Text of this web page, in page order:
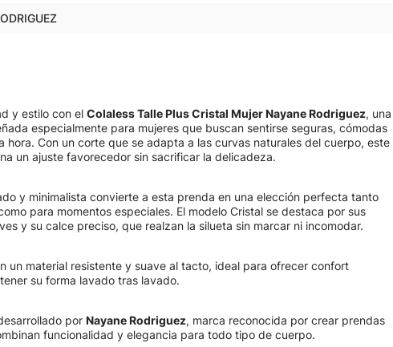
y estilo con el Colaless Talle Plus Cristal Mujer Nayane Rodriguez, una
especialmente para mujeres que buscan sentirse seguras, cómodas
hora. Con un corte que se adapta a las curvas naturales del cuerpo, este
un ajuste favorecedor sin sacrificar la delicadeza.
y minimalista convierte a esta prenda en una elección perfecta tanto
para momentos especiales. El modelo Cristal se destaca por sus
y su calce preciso, que realzan la silueta sin marcar ni incomodar.
un material resistente y suave al tacto, ideal para ofrecer confort
su forma lavado tras lavado.
por Nayane Rodriguez, marca reconocida por crear prendas
funcionalidad y elegancia para todo tipo de cuerpo.